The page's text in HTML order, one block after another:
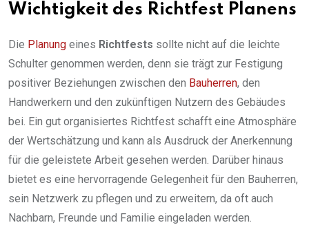
Wichtigkeit des Richtfest Planens
Die Planung eines Richtfests sollte nicht auf die leichte
Schulter genommen werden, denn sie trägt zur Festigung
positiver Beziehungen zwischen den Bauherren, den
Handwerkern und den zukünftigen Nutzern des Gebäudes
bei. Ein gut organisiertes Richtfest schafft eine Atmosphäre
der Wertschätzung und kann als Ausdruck der Anerkennung
für die geleistete Arbeit gesehen werden. Darüber hinaus
bietet es eine hervorragende Gelegenheit für den Bauherren,
sein Netzwerk zu pflegen und zu erweitern, da oft auch
Nachbarn, Freunde und Familie eingeladen werden.